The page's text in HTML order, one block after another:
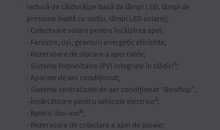
redusă de căldură(pe bază de lămpi LED, lămpi de
presiune înaltă cu sodiu, lămpi LED solare);
- Colectoare solare pentru încălzirea apei;
- Ferestre, uși, geamuri energetic eficiente;
- Rezervoare de stocare a apei calde;
- Sisteme fotovoltaice (PV) integrate în clădiri4;
- Aparate de aer condiționat;
- Sisteme centralizate de aer condiționat “Rooftop”;
- Încărcătoare pentru vehicule electrice5;
- Baterii litiu-ion 6;
- Rezervoare de colectare a apei de ploaie;